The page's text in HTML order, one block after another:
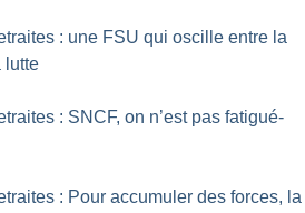
: une FSU qui oscille entre la
lutte
: SNCF, on n’est pas fatigué-
: Pour accumuler des forces, la